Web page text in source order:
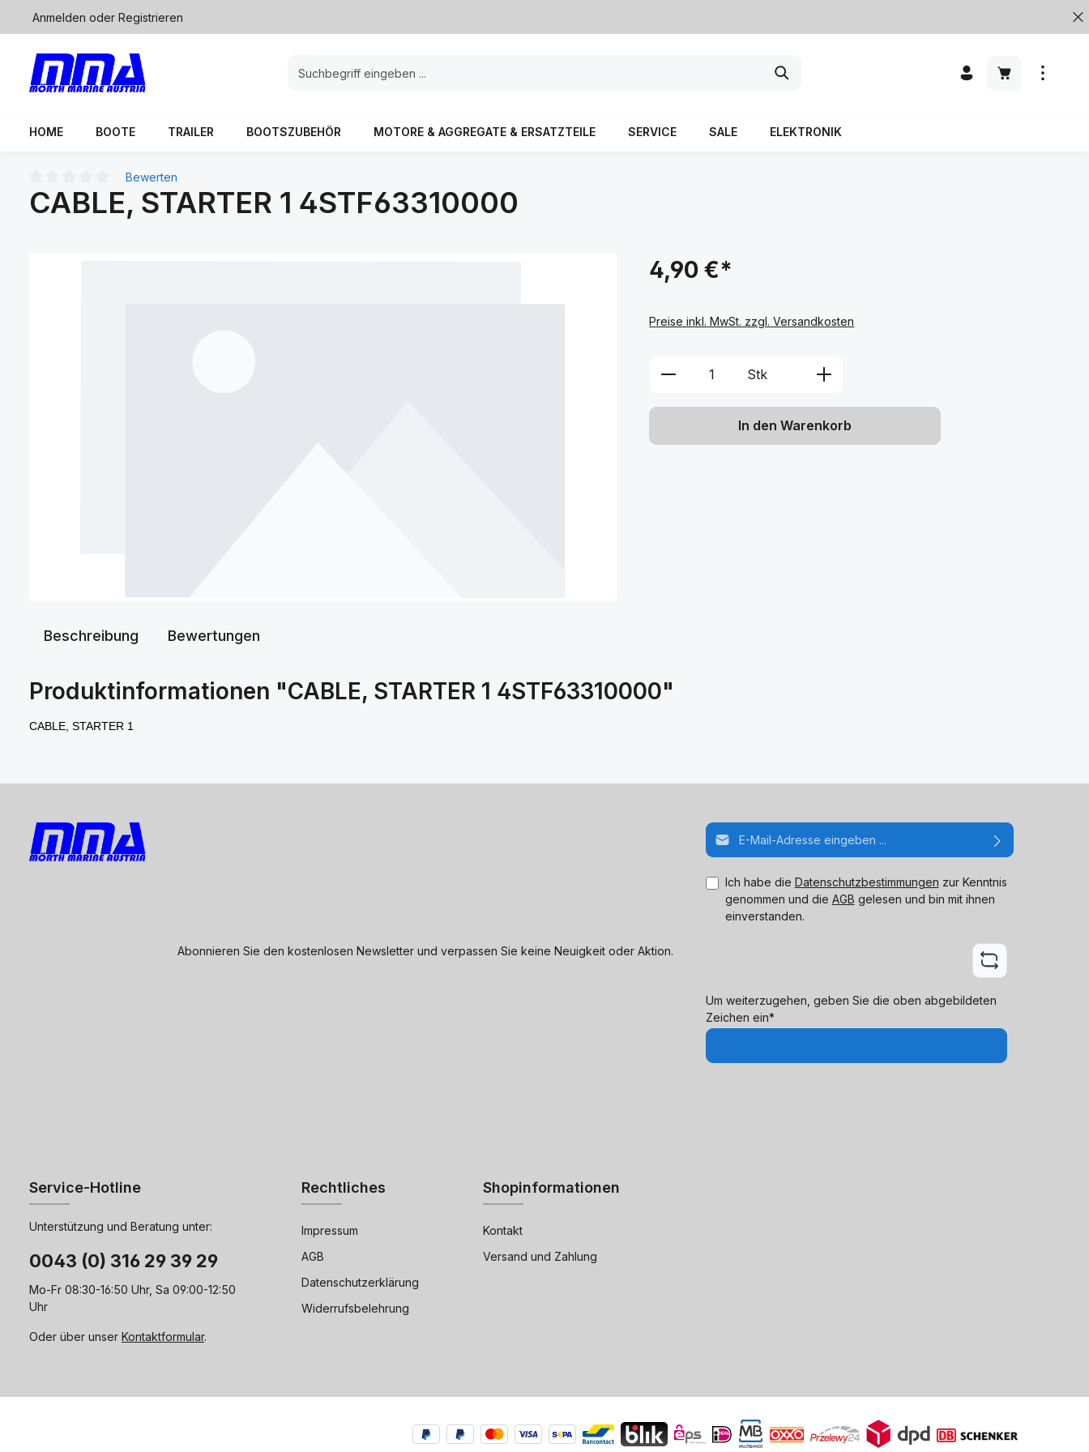
Zur Hauptnavigation springen
Anmelden oder Registrieren
HOME BOOTE TRAILER BOOTSZUBEHÖR MOTORE & AGGREGATE & ERSATZTEILE SERVICE SALE ELEKTRONIK
Durchschnittliche Bewertung von 0 von 5 Sternen
Bewerten
CABLE, STARTER 1 4STF63310000
4,90 €*
Preise inkl. MwSt. zzgl. Versandkosten
Produkt Anzahl: Gib den gewünschten Wert
Stk
In den Warenkorb
Beschreibung Bewertungen
Produktinformationen "CABLE, STARTER 1 4STF63310000"
CABLE, STARTER 1
Abonnieren Sie den kostenlosen Newsletter und verpassen Sie keine Neuigkeit oder Aktion.
E-Mail-Adresse*
Ich habe die Datenschutzbestimmungen zur Kenntnis
genommen und die AGB gelesen und bin mit ihnen
einverstanden.
Um weiterzugehen, geben Sie die oben abgebildeten
Zeichen ein*
Service-Hotline
Unterstützung und Beratung unter:
0043 (0) 316 29 39 29
Mo-Fr 08:30-16:50 Uhr, Sa 09:00-12:50
Uhr
Oder über unser Kontaktformular.
Rechtliches
Impressum
AGB
Datenschutzerklärung
Widerrufsbelehrung
Shopinformationen
Kontakt
Versand und Zahlung